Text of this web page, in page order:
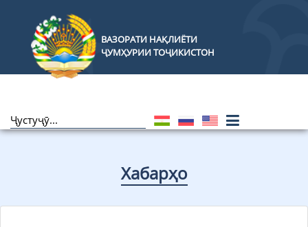
ВАЗОРАТИ НАҚЛИЁТИ
ҶУМҲУРИИ ТОҶИКИСТОН
Хабарҳо